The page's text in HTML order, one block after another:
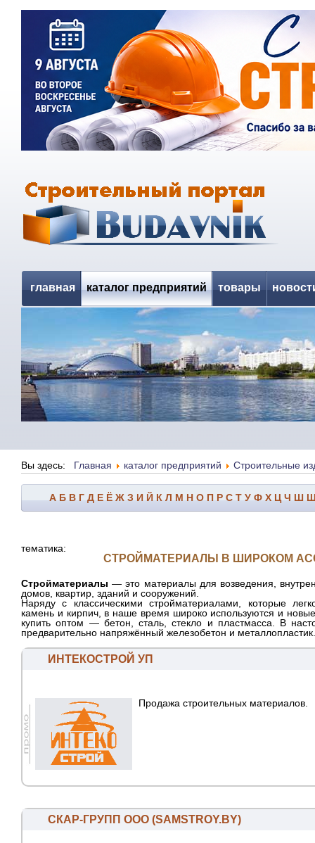
главная каталог предприятий товары
Вы здесь: Главная каталог предприятий Строительные
А Б В Г Д Е Ё Ж З И Й К Л М Н О П Р С Т У Ф Х Ц Ч Ш
тематика:
СТРОЙМАТЕРИАЛЫ В ШИРОКОМ
Стройматериалы — это материалы для возведения,
домов, квартир, зданий и сооружений
Наряду с классическими стройматериалами, которые
камень и кирпич, в наше время широко используются и
купить оптом — бетон, сталь, стекло и пластмасса . В
предварительно напряжённый железобетон и металлопластик.
ИНТЕКОСТРОЙ УП
Продажа строительных материалов.
СКАР-ГРУПП ООО (SAMSTROY.BY)